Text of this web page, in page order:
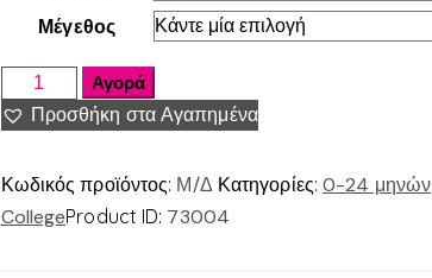
Μέγεθος
Αγορά
Προσθήκη στα Αγαπημένα
Κωδικός προϊόντος: Μ/Δ Κατηγορίες:0-24 μηνών
CollegeProduct ID: 73004